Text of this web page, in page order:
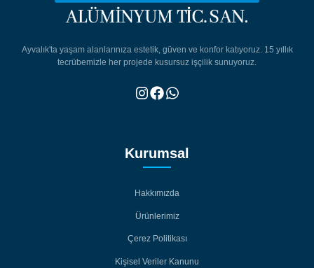
Ayvalık'ta yaşam alanlarınıza estetik, güven ve konfor katıyoruz. 15 yıllık
tecrübemizle her projede kusursuz işçilik sunuyoruz.
Kurumsal
Hakkımızda
Ürünlerimiz
Çerez Politikası
Kişisel Veriler Kanunu